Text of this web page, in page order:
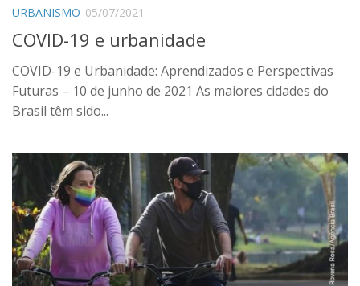
URBANISMO 05/07/2021
COVID-19 e urbanidade
COVID-19 e Urbanidade: Aprendizados e Perspectivas
Futuras – 10 de junho de 2021 As maiores cidades do
Brasil têm sido...